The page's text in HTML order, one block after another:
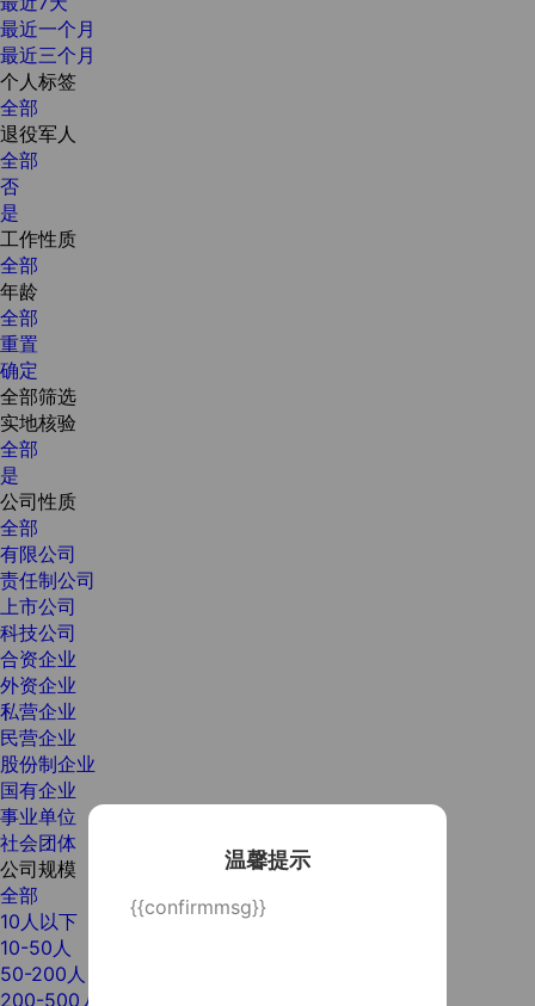
温馨提示
{{confirmmsg}}
最近一个月
最近三个月
个人标签
全部
退役军人
全部
否
是
工作性质
全部
年龄
全部
重置
确定
全部筛选
实地核验
全部
是
公司性质
全部
有限公司
责任制公司
上市公司
科技公司
合资企业
外资企业
私营企业
民营企业
股份制企业
国有企业
事业单位
社会团体
公司规模
全部
10人以下
10-50人
50-200人
200-500人